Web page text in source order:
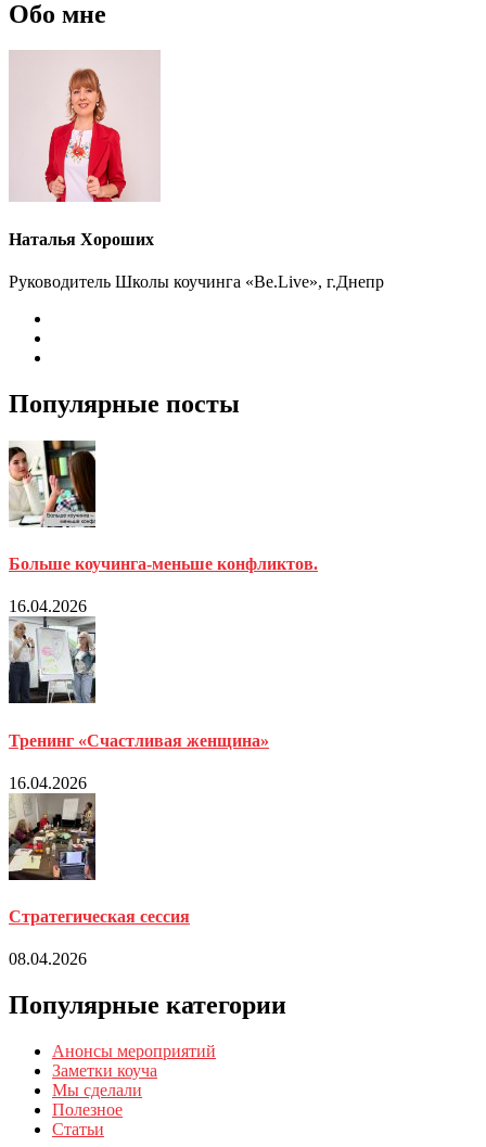
Обо мне
Наталья Хороших
Руководитель Школы коучинга «Be.Live», г.Днепр
Популярные посты
Больше коучинга-меньше конфликтов.
16.04.2026
Тренинг «Счастливая женщина»
16.04.2026
Стратегическая сессия
08.04.2026
Популярные категории
Анонсы мероприятий
Заметки коуча
Мы сделали
Полезное
Статьи